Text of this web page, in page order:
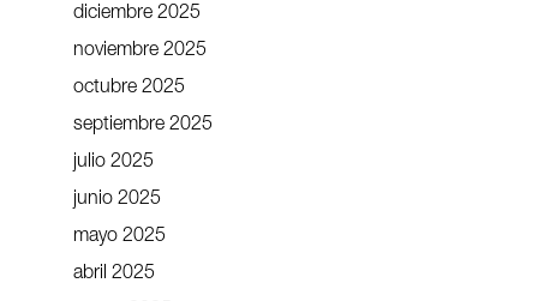
diciembre 2025
noviembre 2025
octubre 2025
septiembre 2025
julio 2025
junio 2025
mayo 2025
abril 2025